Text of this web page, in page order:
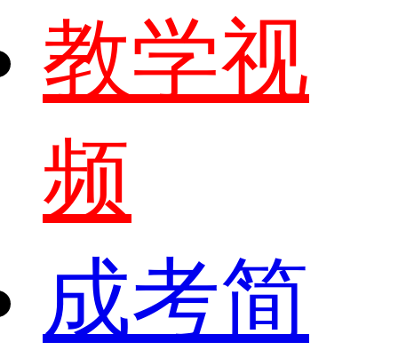
教学视
频
成考简